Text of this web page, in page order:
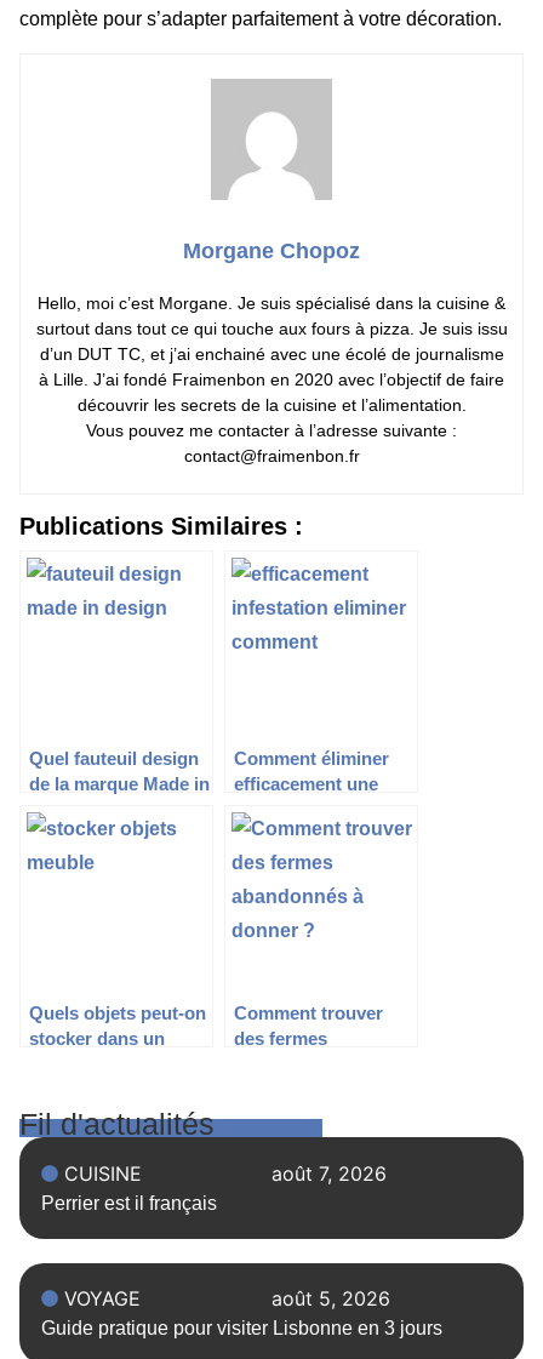
complète pour s’adapter parfaitement à votre décoration.
Morgane Chopoz
Hello, moi c’est Morgane. Je suis spécialisé dans la cuisine &
surtout dans tout ce qui touche aux fours à pizza. Je suis issu
d’un DUT TC, et j’ai enchainé avec une écolé de journalisme
à Lille. J’ai fondé Fraimenbon en 2020 avec l’objectif de faire
découvrir les secrets de la cuisine et l’alimentation.
Vous pouvez me contacter à l’adresse suivante :
contact@fraimenbon.fr
Publications Similaires :
Quel fauteuil design
de la marque Made in
Design choisir ?
Comment éliminer
efficacement une
infestation de rats ?
Quels objets peut-on
stocker dans un
Comment trouver
des fermes
Fil d'actualités
CUISINE août 7, 2026
Perrier est il français
VOYAGE août 5, 2026
Guide pratique pour visiter Lisbonne en 3 jours